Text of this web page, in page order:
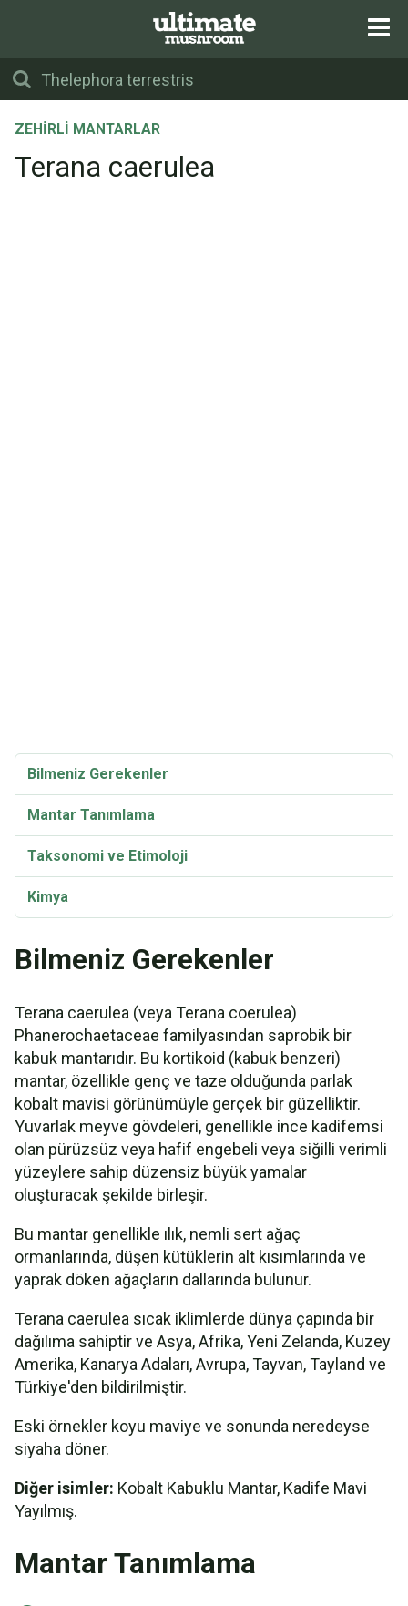
ZEHIRLI MANTARLAR
Terana caerulea
Bilmeniz Gerekenler
Mantar Tanımlama
Taksonomi ve Etimoloji
Kimya
Bilmeniz Gerekenler
Terana caerulea (veya Terana coerulea)
Phanerochaetaceae familyasından saprobik bir
kabuk mantarıdır. Bu kortikoid (kabuk benzeri)
mantar, özellikle genç ve taze olduğunda parlak
kobalt mavisi görünümüyle gerçek bir güzelliktir.
Yuvarlak meyve gövdeleri, genellikle ince kadifemsi
olan pürüzsüz veya hafif engebeli veya siğilli verimli
yüzeylere sahip düzensiz büyük yamalar
oluşturacak şekilde birleşir.
Bu mantar genellikle ılık, nemli sert ağaç
ormanlarında, düşen kütüklerin alt kısımlarında ve
yaprak döken ağaçların dallarında bulunur.
Terana caerulea sıcak iklimlerde dünya çapında bir
dağılıma sahiptir ve Asya, Afrika, Yeni Zelanda, Kuzey
Amerika, Kanarya Adaları, Avrupa, Tayvan, Tayland ve
Türkiye'den bildirilmiştir.
Eski örnekler koyu maviye ve sonunda neredeyse
siyaha döner.
Diğer isimler: Kobalt Kabuklu Mantar, Kadife Mavi
Yayılmış.
Mantar Tanımlama